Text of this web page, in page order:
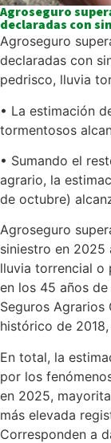
Agroseguro
declaradas con
Agroseguro
declaradas con
pedrisco, lluvia
• La estimación
tormentosos
• Sumando el
agrario, la
de octubre)
Agroseguro
siniestro en 2025
lluvia torrencial o
en los 45 años
Seguros Agrarios
histórico de
En total, la
por los
en 2025,
más elevada
Corresponden a